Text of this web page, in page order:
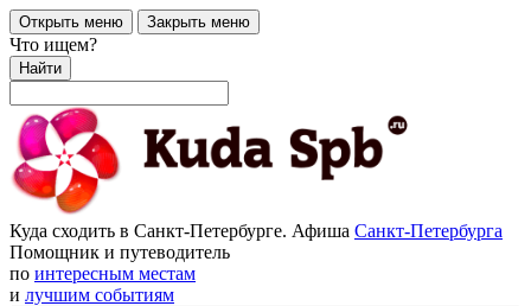
Открыть меню Закрыть меню
Что ищем?
Найти
Куда сходить в Санкт-Петербурге. Афиша Санкт-Петербурга
Помощник и путеводитель
по интересным местам
и лучшим событиям